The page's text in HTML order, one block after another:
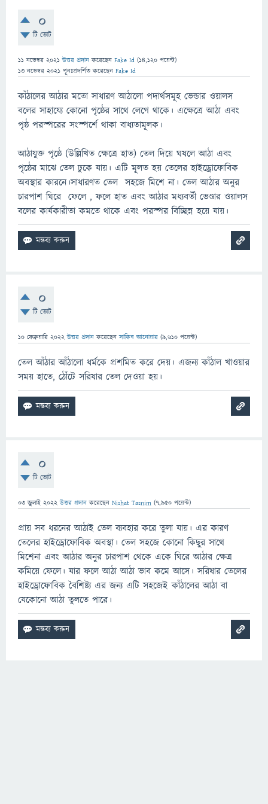
0
টি ভোট
11 নভেম্বর 2021 উত্তর প্রদান করেছেন Fake Id (14,120 পয়েন্ট)
13 নভেম্বর 2021 পূনঃপ্রদর্শিত করেছেন Fake Id
কাঁঠালের আঠার মতো সাধারণ আঠালো পদার্থসমূহ ভেন্ডার ওয়ালস
বলের সাহায্যে কোনো পৃষ্ঠের সাথে লেগে থাকে। এক্ষেত্রে আঠা এবং
পৃষ্ঠ পরস্পরের সংস্পর্শে থাকা বাধ্যতামূলক।
আঠাযুক্ত পৃষ্ঠে (উল্লিখিত ক্ষেত্রে হাত) তেল দিয়ে ঘষলে আঠা এবং
পৃষ্ঠের মাঝে তেল ঢুকে যায়। এটি মূলত হয় তেলের হাইড্রোফোবিক
অবস্থার কারনে।সাধারণত তেল সহজে মিশে না। তেল আঠার অনুর
চারপাশ ঘিরে ফেলে , ফলে হাত এবং আঠার মধ্যবর্তী ভেণ্ডার ওয়ালস
বলের কার্যকারীতা কমতে থাকে এবং পরস্পর বিচ্ছিন্ন হয়ে যায়।
0
টি ভোট
10 ফেব্রুয়ারি 2022 উত্তর প্রদান করেছেনসাকিব আনোয়ার (9,610 পয়েন্ট)
তেল আঁঠার আঁঠালো ধর্মকে প্রশমিত করে দেয়। এজন্য কাঁঠাল খাওয়ার
সময় হাতে, ঠোঁটে সরিষার তেল দেওয়া হয়।
0
টি ভোট
03 জুলাই 2022 উত্তর প্রদান করেছেন Nishat Tasnim (7,950 পয়েন্ট)
প্রায় সব ধরনের আঠাই তেল ব্যবহার করে তুলা যায়। এর কারণ
তেলের হাইড্রোফোবিক অবস্থা। তেল সহজে কোনো কিছুর সাথে
মিশেনা এবং আঠার অনুর চারপাশ থেকে একে ঘিরে আঠার ক্ষেত্র
কমিয়ে ফেলে। যার ফলে আঠা আঠা ভাব কমে আসে। সরিষার তেলের
হাইড্রোফোবিক বৈশিষ্ট্য এর জন্য এটি সহজেই কাঁঠালের আঠা বা
যেকোনো আঠা তুলতে পারে।